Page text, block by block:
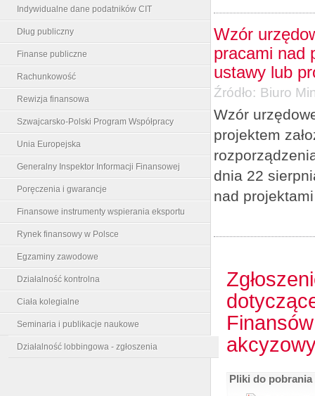
Indywidualne dane podatników CIT
Dług publiczny
Finanse publiczne
Rachunkowość
Rewizja finansowa
Szwajcarsko-Polski Program Współpracy
Unia Europejska
Generalny Inspektor Informacji Finansowej
Poręczenia i gwarancje
Finansowe instrumenty wspierania eksportu
Rynek finansowy w Polsce
Egzaminy zawodowe
Działalność kontrolna
Ciała kolegialne
Seminaria i publikacje naukowe
Działalność lobbingowa - zgłoszenia
Wzór
pracami nad
ustawy lub
Źródło: Biuro
Wzór
projektem
dnia 22
nad
Pliki do pobrania